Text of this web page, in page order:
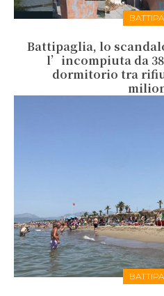
Battipaglia, lo
l’incompiuta da
dormitorio tra